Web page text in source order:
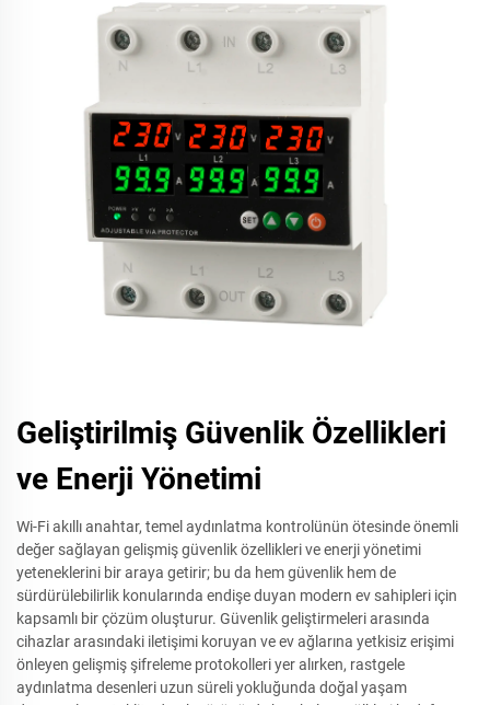
Geliştirilmiş Güvenlik Özellikleri
ve Enerji Yönetimi
Wi-Fi akıllı anahtar, temel aydınlatma kontrolünün ötesinde önemli
değer sağlayan gelişmiş güvenlik özellikleri ve enerji yönetimi
yeteneklerini bir araya getirir; bu da hem güvenlik hem de
sürdürülebilirlik konularında endişe duyan modern ev sahipleri için
kapsamlı bir çözüm oluşturur. Güvenlik geliştirmeleri arasında
cihazlar arasındaki iletişimi koruyan ve ev ağlarına yetkisiz erişimi
önleyen gelişmiş şifreleme protokolleri yer alırken, rastgele
aydınlatma desenleri uzun süreli yokluğunda doğal yaşam